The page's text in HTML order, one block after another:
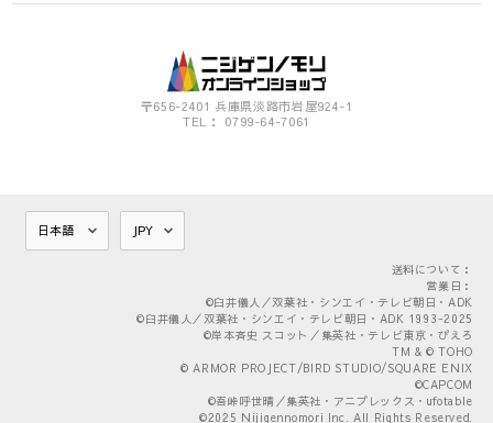
〒656-2401 兵庫県淡路市岩屋924-1
TEL： 0799-64-7061
送料について：
営業日：
©臼井儀人／双葉社・シンエイ・テレビ朝日・ADK
©臼井儀人／双葉社・シンエイ・テレビ朝日・ADK 1993-2025
©岸本斉史 スコット／集英社・テレビ東京・ぴえろ
TM & © TOHO
© ARMOR PROJECT/BIRD STUDIO/SQUARE ENIX
©CAPCOM
©吾峠呼世晴／集英社・アニプレックス・ufotable
©2025 Nijigennomori Inc. All Rights Reserved.